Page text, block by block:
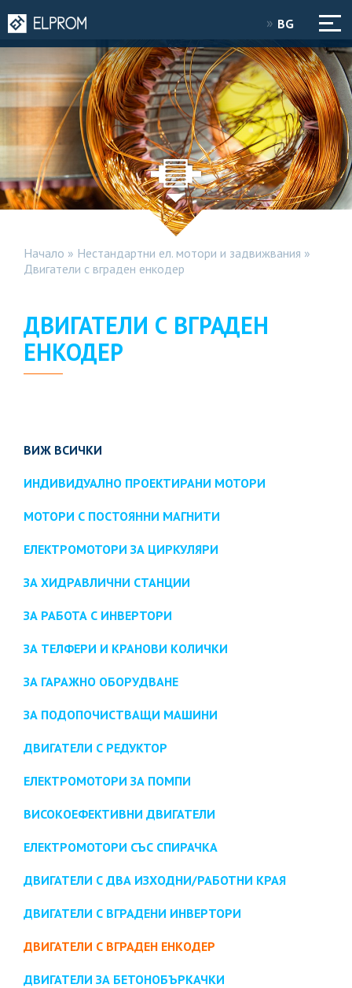
BG
Начало » Нестандартни ел. мотори и задвижвания »
Двигатели с вграден енкодер
ДВИГАТЕЛИ С ВГРАДЕН
ЕНКОДЕР
ВИЖ ВСИЧКИ
ИНДИВИДУАЛНО ПРОЕКТИРАНИ МОТОРИ
МОТОРИ С ПОСТОЯННИ МАГНИТИ
ЕЛЕКТРОМОТОРИ ЗА ЦИРКУЛЯРИ
ЗА ХИДРАВЛИЧНИ СТАНЦИИ
ЗА РАБОТА С ИНВЕРТОРИ
ЗА ТЕЛФЕРИ И КРАНОВИ КОЛИЧКИ
ЗА ГАРАЖНО ОБОРУДВАНЕ
ЗА ПОДОПОЧИСТВАЩИ МАШИНИ
ДВИГАТЕЛИ С РЕДУКТОР
ЕЛЕКТРОМОТОРИ ЗА ПОМПИ
ВИСОКОЕФЕКТИВНИ ДВИГАТЕЛИ
ЕЛЕКТРОМОТОРИ СЪС СПИРАЧКА
ДВИГАТЕЛИ С ДВА ИЗХОДНИ/РАБОТНИ КРАЯ
ДВИГАТЕЛИ С ВГРАДЕНИ ИНВЕРТОРИ
ДВИГАТЕЛИ С ВГРАДЕН ЕНКОДЕР
ДВИГАТЕЛИ ЗА БЕТОНОБЪРКАЧКИ